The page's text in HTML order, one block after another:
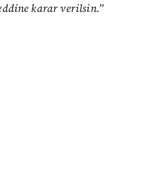
karar verilsin.”